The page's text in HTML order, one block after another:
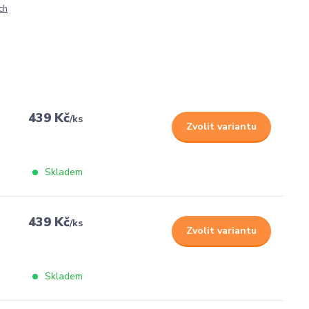
439 Kč/ks
Skladem
Zvolit variantu
439 Kč/ks
Skladem
Zvolit variantu